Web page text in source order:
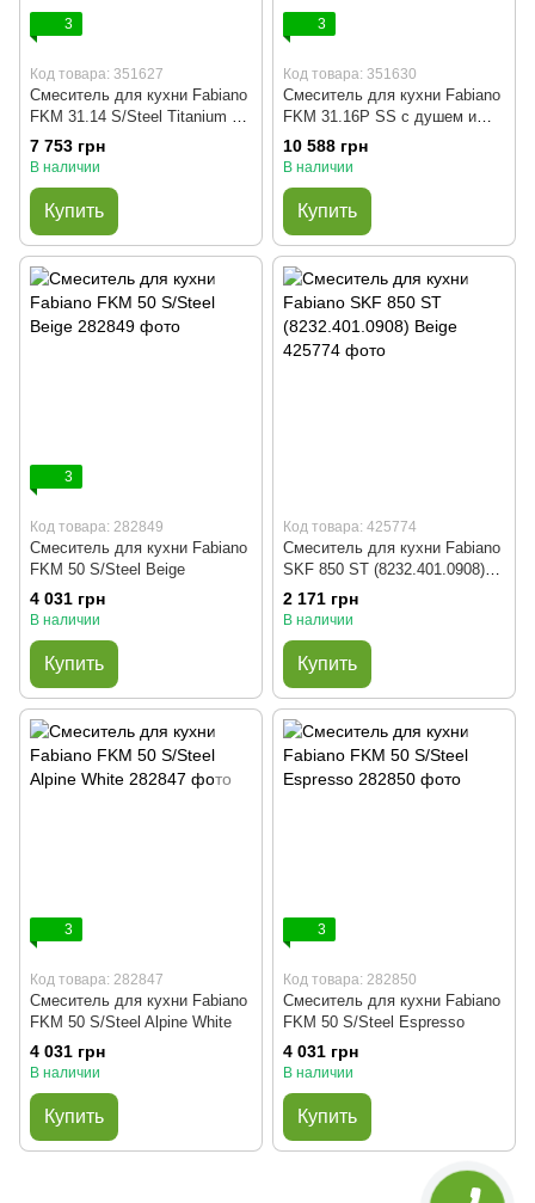
3
Код товара: 351627
Смеситель для кухни Fabiano
FKM 31.14 S/Steel Titanium с
подключением питьевой воды
(8231.401.0779) Titanium
7 753 грн
В наличии
Купить
3
Код товара: 351630
Смеситель для кухни Fabiano
FKM 31.16P SS с душем и
подключением питьевой воды
Antracit
10 588 грн
В наличии
Купить
3
Код товара: 282849
Смеситель для кухни Fabiano
FKM 50 S/Steel Beige
4 031 грн
В наличии
Купить
Код товара: 425774
Смеситель для кухни Fabiano
SKF 850 ST (8232.401.0908)
Beige
2 171 грн
В наличии
Купить
3
Код товара: 282847
Смеситель для кухни Fabiano
FKM 50 S/Steel Alpine White
4 031 грн
В наличии
Купить
3
Код товара: 282850
Смеситель для кухни Fabiano
FKM 50 S/Steel Espresso
4 031 грн
В наличии
Купить